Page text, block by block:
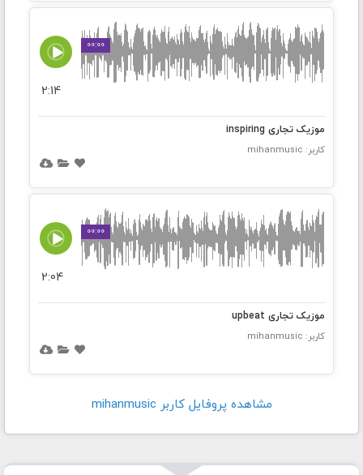
00:00
2:14
موزیک تجاری inspiring
کاربر: mihanmusic
00:00
2:04
موزیک تجاری upbeat
کاربر: mihanmusic
مشاهده پروفايل کاربر mihanmusic